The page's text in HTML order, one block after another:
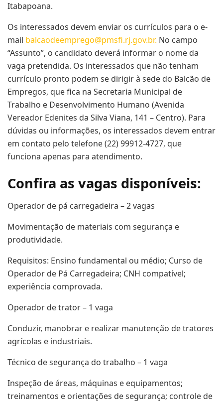
Itabapoana.
Os interessados devem enviar os currículos para o e-
mail balcaodeemprego@pmsfi.rj.gov.br. No campo
“Assunto”, o candidato deverá informar o nome da
vaga pretendida. Os interessados que não tenham
currículo pronto podem se dirigir à sede do Balcão de
Empregos, que fica na Secretaria Municipal de
Trabalho e Desenvolvimento Humano (Avenida
Vereador Edenites da Silva Viana, 141 – Centro). Para
dúvidas ou informações, os interessados devem entrar
em contato pelo telefone (22) 99912-4727, que
funciona apenas para atendimento.
Confira as vagas disponíveis:
Operador de pá carregadeira – 2 vagas
Movimentação de materiais com segurança e
produtividade.
Requisitos: Ensino fundamental ou médio; Curso de
Operador de Pá Carregadeira; CNH compatível;
experiência comprovada.
Operador de trator – 1 vaga
Conduzir, manobrar e realizar manutenção de tratores
agrícolas e industriais.
Técnico de segurança do trabalho – 1 vaga
Inspeção de áreas, máquinas e equipamentos;
treinamentos e orientações de segurança; controle de